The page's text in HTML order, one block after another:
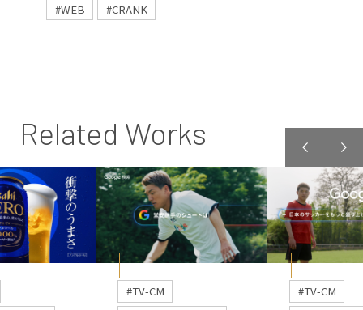
#WEB #CRANK
Related Works
#TV-CM
#TV-CM